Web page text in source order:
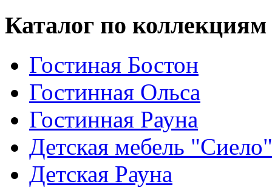
Каталог по коллекциям
Гостиная Бостон
Гостинная Ольса
Гостинная Рауна
Детская мебель "Сиело"
Детская Рауна